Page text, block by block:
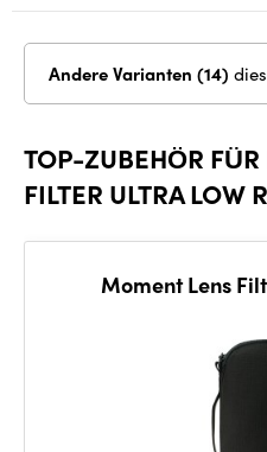
Andere Varianten (14)
TOP-ZUBEHÖR
FILTER ULTRA LOW
Moment Lens